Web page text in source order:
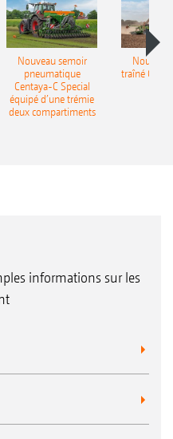
Nouveau semoir
pneumatique
Centaya-C Special
équipé d’une trémie
deux compartiments
traîné
informations sur les